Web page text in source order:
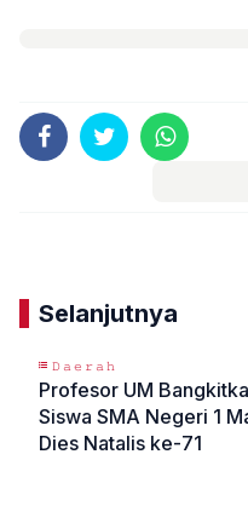
Selanjutnya
𝙳𝚊𝚎𝚛𝚊𝚑
Profesor UM
Siswa SMA Negeri 1
Dies Natalis ke-71